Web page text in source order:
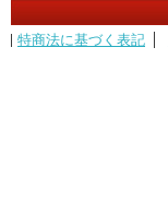
特商法に基づく表記